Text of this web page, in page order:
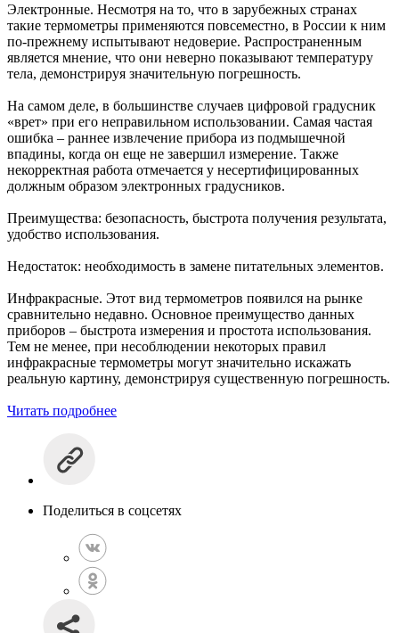
Электронные. Несмотря на то, что в зарубежных странах
такие термометры применяются повсеместно, в России к ним
по-прежнему испытывают недоверие. Распространенным
является мнение, что они неверно показывают температуру
тела, демонстрируя значительную погрешность.
На самом деле, в большинстве случаев цифровой градусник
«врет» при его неправильном использовании. Самая частая
ошибка – раннее извлечение прибора из подмышечной
впадины, когда он еще не завершил измерение. Также
некорректная работа отмечается у несертифицированных
должным образом электронных градусников.
Преимущества: безопасность, быстрота получения результата,
удобство использования.
Недостаток: необходимость в замене питательных элементов.
Инфракрасные. Этот вид термометров появился на рынке
сравнительно недавно. Основное преимущество данных
приборов – быстрота измерения и простота использования.
Тем не менее, при несоблюдении некоторых правил
инфракрасные термометры могут значительно искажать
реальную картину, демонстрируя существенную погрешность.
Читать подробнее
Поделиться в соцсетях